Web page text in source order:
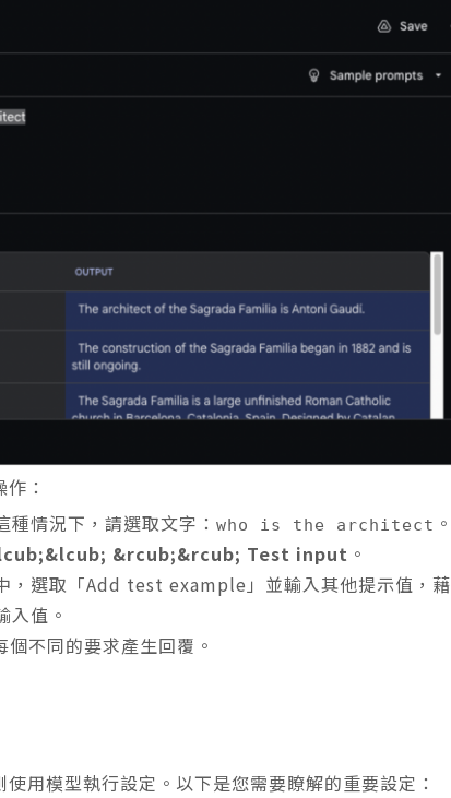
：
情況下，請選取文字： who is the architect 。
&rcub;&rcub; Test input 。
，選取「Add test example」並輸入其他提示值，藉
入值。
不同的要求產生回覆。
用模型執行設定。以下是您需要瞭解的重要設定：